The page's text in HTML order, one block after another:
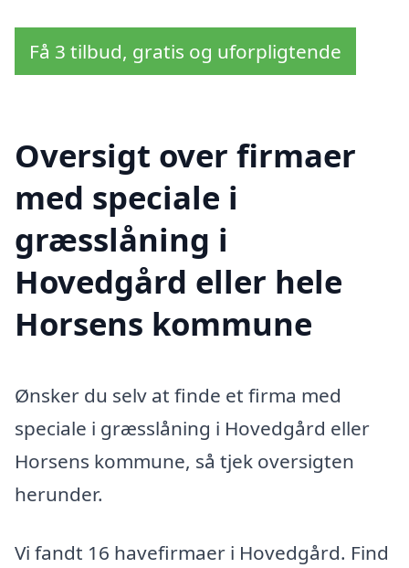
Få 3 tilbud, gratis og uforpligtende
Oversigt over firmaer
med speciale i
græsslåning i
Hovedgård eller hele
Horsens kommune
Ønsker du selv at finde et firma med
speciale i græsslåning i Hovedgård eller
Horsens kommune, så tjek oversigten
herunder.
Vi fandt 16 havefirmaer i Hovedgård. Find